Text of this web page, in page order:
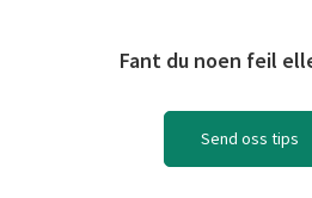
Fant du noen feil
Send oss tips